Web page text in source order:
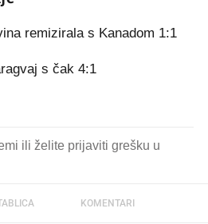
remizirala s Kanadom 1:1
s čak 4:1
ili želite prijaviti grešku u
KOMENTARI